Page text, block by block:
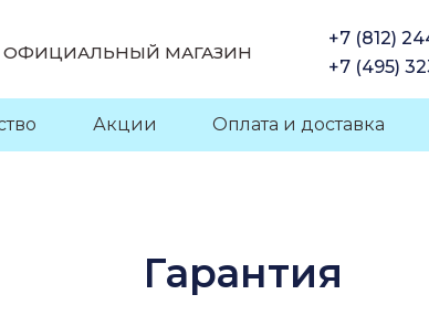
ОФИЦИАЛЬНЫЙ МАГАЗИН
+7 (812)
+7 (495)
Акции Оплата и доставка
Гарантия